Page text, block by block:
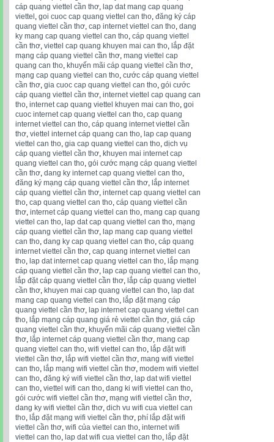
cáp quang viettel cần thơ, lap dat mang cap quang
viettel , goi cuoc cap quang viettel can tho, đăng ký cáp
quang viettel cần thơ, cap internet viettel can tho, dang
ky mang cap quang viettel can tho, cáp quang viettel
cần thơ, viettel cap quang khuyen mai can tho, lắp đặt
mạng cáp quang viettel cần thơ, mang viettel cap
quang can tho, khuyến mãi cáp quang viettel cần thơ,
mạng cap quang viettel can tho, cước cáp quang viettel
cần thơ, gia cuoc cap quang viettel can tho, gói cước
cáp quang viettel cần thơ, internet viettel cap quang can
tho, internet cap quang viettel khuyen mai can tho, goi
cuoc internet cap quang viettel can tho, cap quang
internet viettel can tho, cáp quang internet viettel cần
thơ, viettel internet cáp quang can tho, lap cap quang
viettel can tho, gia cap quang viettel can tho, dịch vụ
cáp quang viettel cần thơ, khuyen mai internet cap
quang viettel can tho, gói cước mạng cáp quang viettel
cần thơ, dang ky internet cap quang viettel can tho,
đăng ký mạng cáp quang viettel cần thơ, lắp internet
cáp quang viettel cần thơ, internet cap quang viettel can
tho, cap quang viettel can tho, cáp quang viettel cần
thơ, internet cáp quang viettel can tho, mang cap quang
viettel can tho, lap dat cap quang viettel can tho, mạng
cáp quang viettel cần thơ, lap mang cap quang viettel
can tho, dang ky cap quang viettel can tho, cáp quang
internet viettel cần thơ, cap quang internet viettel can
tho, lap dat internet cap quang viettel can tho, lắp mạng
cáp quang viettel cần thơ, lap cap quang viettel can tho,
lắp đặt cáp quang viettel cần thơ, lắp cáp quang viettel
cần thơ, khuyen mai cap quang viettel can tho, lap dat
mang cap quang viettel can tho, lắp đặt mạng cáp
quang viettel cần thơ, lap internet cap quang viettel can
tho, lắp mạng cáp quang giá rẻ viettel cần thơ, giá cáp
quang viettel cần thơ, khuyến mãi cáp quang viettel cần
thơ, lắp internet cáp quang viettel cần thơ, mang cap
quang viettel can tho, wifi viettel can tho, lắp đặt wifi
viettel cần thơ, lắp wifi viettel cần thơ, mang wifi viettel
can tho, lắp mạng wifi viettel cần thơ, modem wifi viettel
can tho, đăng ký wifi viettel cần thơ, lap dat wifi viettel
can tho, viettel wifi can tho, dang ki wifi viettel can tho,
gói cước wifi viettel cần thơ, mạng wifi viettel cần thơ,
dang ky wifi viettel cần thơ, dich vu wifi cua viettel can
tho, lắp đặt mạng wifi viettel cần thơ, phí lắp đặt wifi
viettel cần thơ, wifi của viettel can tho, internet wifi
viettel can tho, lap dat wifi cua viettel can tho, lắp đặt